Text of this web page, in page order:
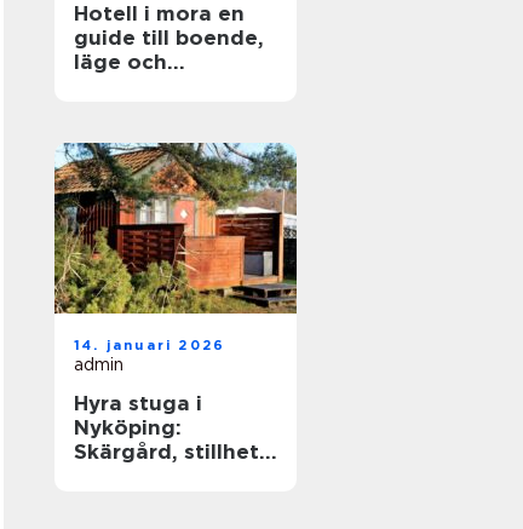
Hotell i mora en
guide till boende,
läge och
14. januari 2026
admin
Hyra stuga i
Nyköping:
Skärgård, stillhet